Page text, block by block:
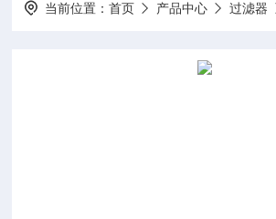
当前位置：首页 产品中心 过滤器